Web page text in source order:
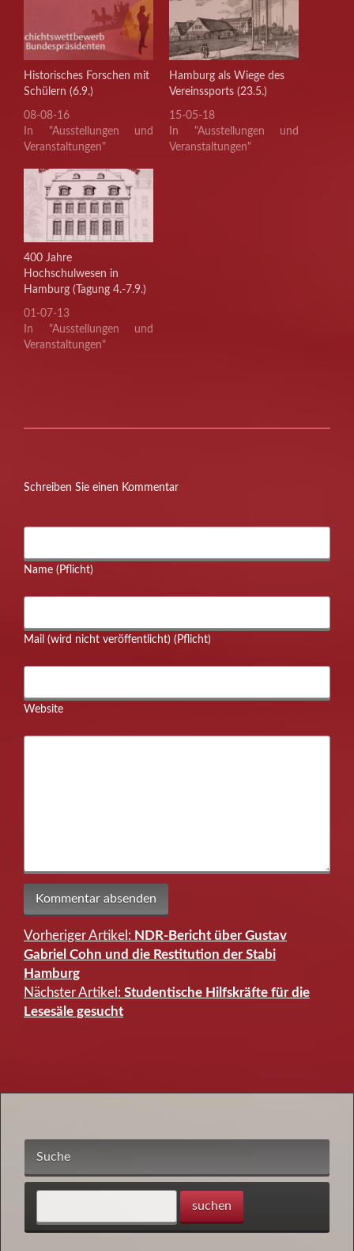
Historisches Forschen mit
Schülern (6.9.)
08-08-16
In "Ausstellungen und
Veranstaltungen"
Hamburg als Wiege des
Vereinssports (23.5.)
15-05-18
In "Ausstellungen und
Veranstaltungen"
400 Jahre
Hochschulwesen in
Hamburg (Tagung 4.-7.9.)
01-07-13
In "Ausstellungen und
Veranstaltungen"
Schreiben Sie einen Kommentar
Name (Pflicht)
Mail (wird nicht veröffentlicht) (Pflicht)
Website
Beitragsnavigation
Vorheriger Artikel: NDR-Bericht über Gustav
Gabriel Cohn und die Restitution der Stabi
Hamburg
Nächster Artikel: Studentische Hilfskräfte für die
Lesesäle gesucht
Suche